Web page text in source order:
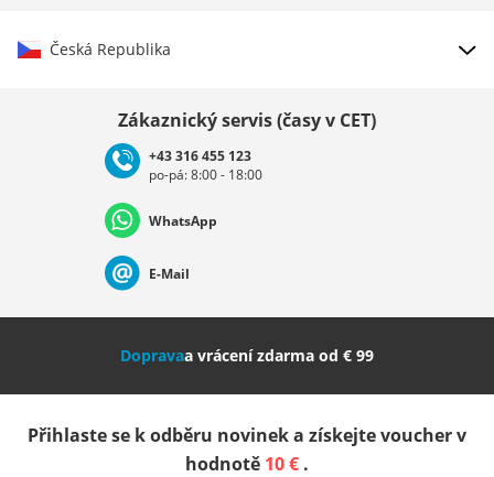
Česká Republika
Deutschland Österreich
Nederland Italia (Italiano) Italien (Deutsch)
Slovenija
Zákaznický servis (časy v CET)
+43 316 455 123
po-pá: 8:00 - 18:00
WhatsApp
E-Mail
Dopravaa vrácení zdarma od € 99
Přihlaste se k odběru novinek a získejte voucher v
hodnotě 10 € .